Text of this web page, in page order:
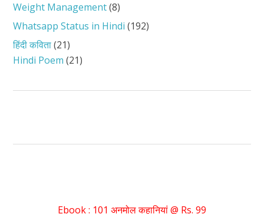
Weight Management(8)
Whatsapp Status in Hindi (192)
हिंदी कविता(21)
Hindi Poem (21)
Ebook : 101 अनमोल कहानियां @ Rs. 99